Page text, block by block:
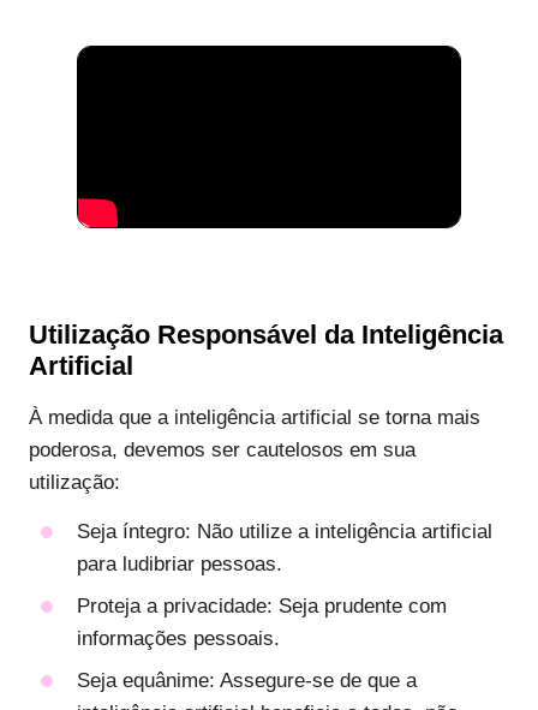
Utilização Responsável da Inteligência
Artificial
À medida que a inteligência artificial se torna mais
poderosa, devemos ser cautelosos em sua
utilização:
Seja íntegro: Não utilize a inteligência artificial
para ludibriar pessoas.
Proteja a privacidade: Seja prudente com
informações pessoais.
Seja equânime: Assegure-se de que a